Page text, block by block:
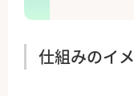
仕組みのイ